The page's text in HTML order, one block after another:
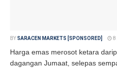
BY SARACEN MARKETS [SPONSORED] 8
Harga emas merosot ketara
dagangan Jumaat, selepas